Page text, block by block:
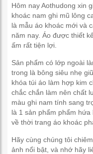
Hôm nay Aothudong xin
khoác nam ghi mũ lông
là mẫu áo khoác mới và
năm nay. Áo được thiết
ấm rất tiện lợi.
Sản phẩm có lớp ngoài
trong là bông siêu nhẹ
khóa túi áo làm hợp kim
chắc chắn làm nên chất
màu ghi nam tính sang
là 1 sản phẩm phẩm
về thời trang áo khoác
Hãy cùng chúng tôi
ảnh nổi bật, và nhớ hãy